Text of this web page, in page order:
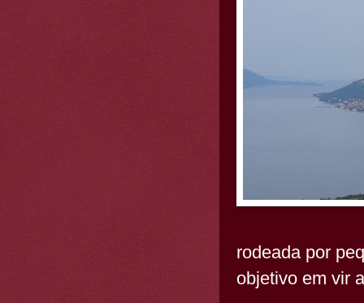
rodeada por
objetivo em vir